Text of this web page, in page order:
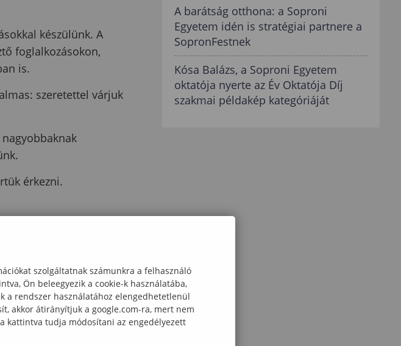
készülünk. A
foglalkozásokon,
is.
szeretettel várjuk
érkezni.
ki.
A barátság otthona: a Soproni
Egyetem idén is stratégiai partnere a
SopronFestnek
Kósa Balázs, a Soproni Egyetem
oktatója nyerte az Év Oktatója Díj
szakmai példakép kategóriáját
szolgáltatnak számunkra a felhasználó
Ön beleegyezik a cookie-k használatába,
a rendszer használatához elengedhetetlenül
akkor átirányítjuk a google.com-ra, mert nem
kattintva tudja módosítani az engedélyezett